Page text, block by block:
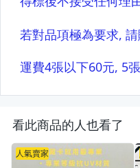
看此商品的人也看了
人氣賣家